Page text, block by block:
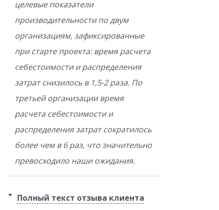
целевые показатели
производительности по двум
организациям, зафиксированные
при старте проекта: время расчета
себестоимости и распределения
затрат снизилось в 1,5-2 раза. По
третьей организации время
расчета себестоимости и
распределения затрат сократилось
более чем в 6 раз, что значительно
превосходило наши ожидания.
Полный текст отзыва клиента